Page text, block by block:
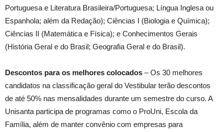
Portuguesa e Literatura Brasileira/Portuguesa; Língua Inglesa ou
Espanhola; além da Redação); Ciências I (Biologia e Química);
Ciências II (Matemática e Física); e Conhecimentos Gerais
(História Geral e do Brasil; Geografia Geral e do Brasil).
Descontos para os melhores colocados – Os 30 melhores
candidatos na classificação geral do Vestibular terão descontos
de até 50% nas mensalidades durante um semestre do curso. A
Unisanta participa de programas como o ProUni, Escola da
Família, além de manter convênio com empresas para